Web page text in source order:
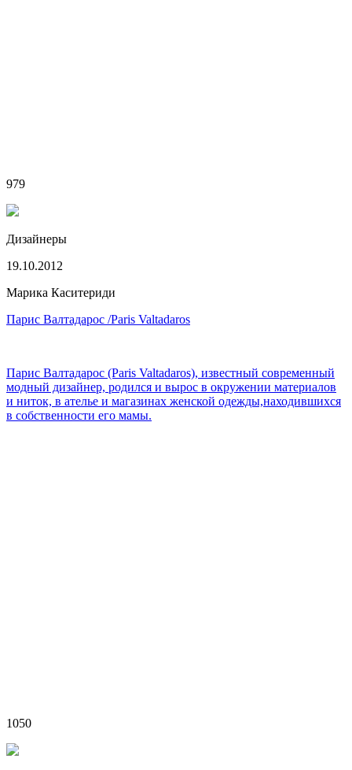
979
Дизайнеры
19.10.2012
Марика Каситериди
Парис Валтадарос /Paris Valtadaros
Парис Валтадарос (Paris Valtadaros), известный современный
модный дизайнер, родился и вырос в окружении материалов
и ниток, в ателье и магазинах женской одежды,находившихся
в собственности его мамы.
1050